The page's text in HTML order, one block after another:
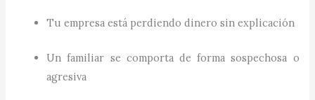
Tu empresa está perdiendo dinero sin explicación
Un familiar se comporta de forma sospechosa o
agresiva